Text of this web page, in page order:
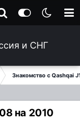
Знакомство с Qashqai
на 2010